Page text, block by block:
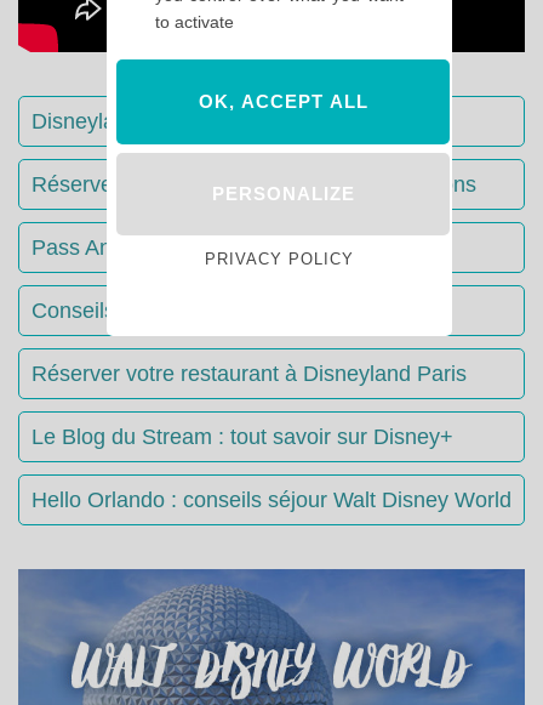
Disneyland Paris : Le guide complet
Réserver votre séjour : toutes les informations
Pass Annuels Disney : informations
Conseils & Astuces Disneyland Paris
Réserver votre restaurant à Disneyland Paris
Le Blog du Stream : tout savoir sur Disney+
Hello Orlando : conseils séjour Walt Disney World
to activate
OK, ACCEPT ALL
PERSONALIZE
PRIVACY POLICY